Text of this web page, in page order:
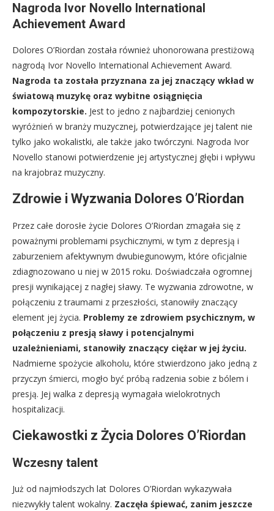
Nagroda Ivor Novello International
Achievement Award
Dolores O’Riordan została również uhonorowana prestiżową
nagrodą Ivor Novello International Achievement Award.
Nagroda ta została przyznana za jej znaczący wkład w
światową muzykę oraz wybitne osiągnięcia
kompozytorskie. Jest to jedno z najbardziej cenionych
wyróżnień w branży muzycznej, potwierdzające jej talent nie
tylko jako wokalistki, ale także jako twórczyni. Nagroda Ivor
Novello stanowi potwierdzenie jej artystycznej głębi i wpływu
na krajobraz muzyczny.
Zdrowie i Wyzwania Dolores O’Riordan
Przez całe dorosłe życie Dolores O’Riordan zmagała się z
poważnymi problemami psychicznymi, w tym z depresją i
zaburzeniem afektywnym dwubiegunowym, które oficjalnie
zdiagnozowano u niej w 2015 roku. Doświadczała ogromnej
presji wynikającej z nagłej sławy. Te wyzwania zdrowotne, w
połączeniu z traumami z przeszłości, stanowiły znaczący
element jej życia. Problemy ze zdrowiem psychicznym, w
połączeniu z presją sławy i potencjalnymi
uzależnieniami, stanowiły znaczący ciężar w jej życiu.
Nadmierne spożycie alkoholu, które stwierdzono jako jedną z
przyczyn śmierci, mogło być próbą radzenia sobie z bólem i
presją. Jej walka z depresją wymagała wielokrotnych
hospitalizacji.
Ciekawostki z Życia Dolores O’Riordan
Wczesny talent
Już od najmłodszych lat Dolores O’Riordan wykazywała
niezwykły talent wokalny. Zaczęła śpiewać, zanim jeszcze